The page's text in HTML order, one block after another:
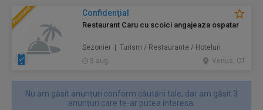
Confidenţial
Restaurant Caru cu scoici angajeaza ospatar
Sezonier | Turism / Restaurante / Hoteluri
5 aug.
Venus, CT
Nu am găsit anunțuri conform căutării tale, dar am găsit 3
anunțuri care te-ar putea interesa.